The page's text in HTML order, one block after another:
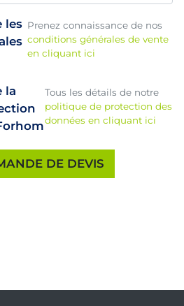
les Prenez connaissance de nos
conditions générales de vente
en cliquant ici
la
Tous les détails de notre
politique de protection des
données en cliquant ici